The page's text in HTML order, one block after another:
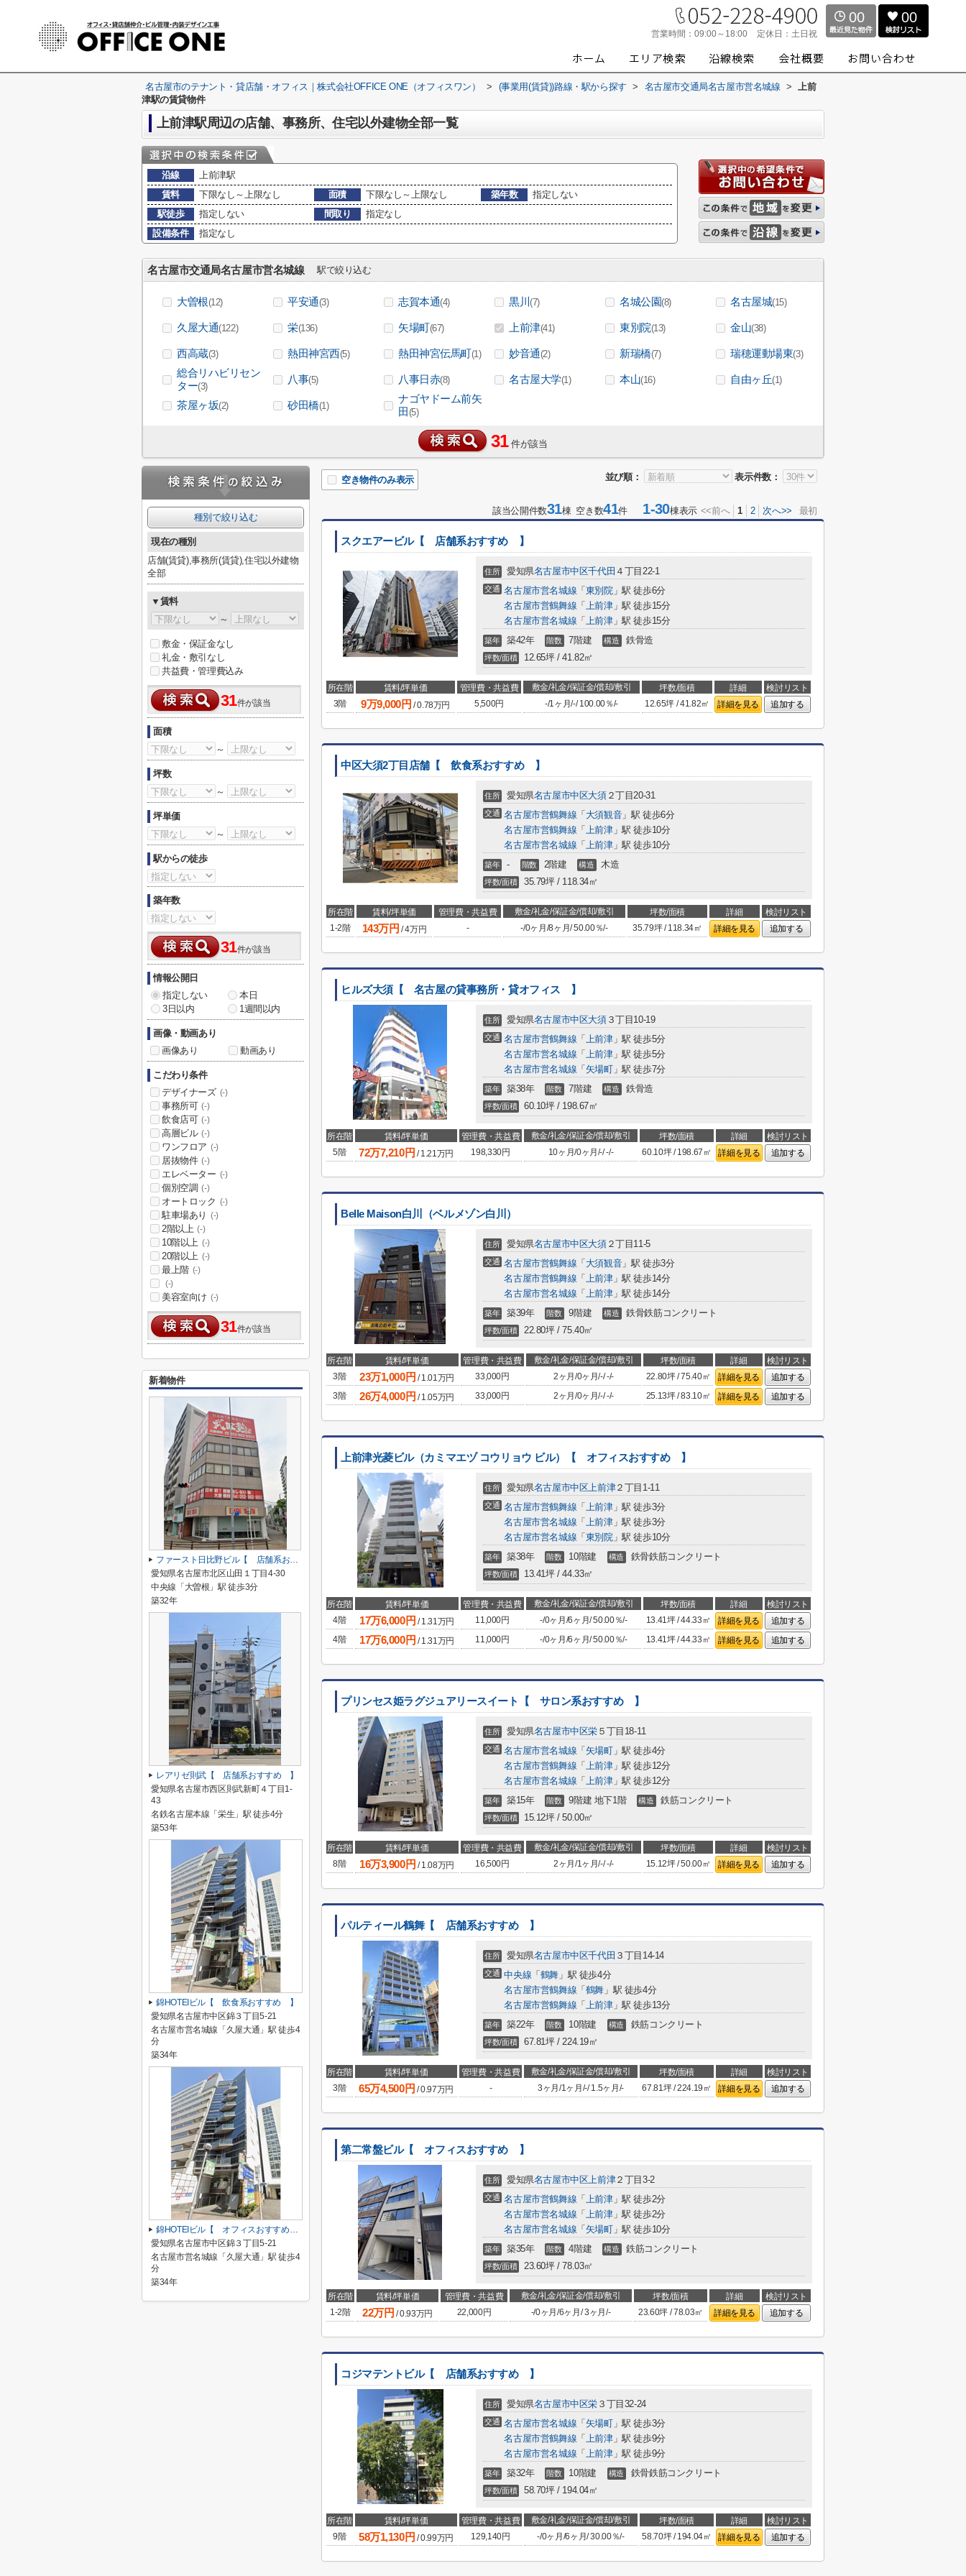
営業時間： 09:00～18:00 定休日： 土日祝
00 00
名古屋市のテナント・貸店舗・オフィス｜株式会社OFFICE ONE（オフィスワン） > (事業用(賃貸))路線・駅から探す > 名古屋市交通局名古屋市営名城線 >
上前
津駅の賃貸物件
上前津駅周辺の店舗、事務所、住宅以外建物全部一覧
沿線
上前津駅
賃料
下限なし～上限なし 面積 下限なし～上限なし 築年数
指定しない
駅徒歩
指定しない 間取り
指定なし
設備条件
指定なし
名古屋市交通局名古屋市営名城線 駅で絞り込む
大曽根(12) 平安通(3) 志賀本通(4) 黒川(7) 名城公園(8) 名古屋城(15)
久屋大通(122) 栄(136) 矢場町(67) 上前津(41) 東別院(13) 金山(38)
西高蔵(3) 熱田神宮西(5) 熱田神宮伝馬町(1) 妙音通(2) 新瑞橋(7) 瑞穂運動場東(3)
総合リハビリセン
ター(3)
八事(5) 八事日赤(8) 名古屋大学(1) 本山(16) 自由ヶ丘(1)
茶屋ヶ坂(2) 砂田橋(1)
ナゴヤドーム前矢
田(5)
31 件が該当
並び順： 表示件数：
空き物件のみ表示
該当公開件数31棟 空き数41件1-30棟表示 <<前へ 1 2 次へ>> 最初
スクエアービル【 店舗系おすすめ 】
住所 愛知県名古屋市中区千代田 ４丁目22-1
交通 名古屋市営名城線 「 東別院」駅 徒歩6分
名古屋市営鶴舞線 「 上前津」駅 徒歩15分
名古屋市営名城線 「 上前津」駅 徒歩15分
築年 築42年 階数 7階建 構造 鉄骨造
坪数/面積 12.65坪 / 41.82㎡
所在階 賃料/坪単価 管理費・共益費 敷金/礼金/保証金/償却/敷引 坪数/面積 詳細
検討リスト
3階
9万9,000円 /0.78万円 5,500円 -/1ヶ月/-/100.00％/- 12.65坪 / 41.82㎡ 詳細を見る 追加する
中区大須2丁目店舗【 飲食系おすすめ 】
住所 愛知県名古屋市中区大須２丁目20-31
交通 名古屋市営鶴舞線 「 大須観音」駅 徒歩6分
名古屋市営鶴舞線 「 上前津」駅 徒歩10分
名古屋市営名城線 「 上前津」駅 徒歩10分
築年 - 階数 2階建 構造 木造
坪数/面積 35.79坪 / 118.34㎡
所在階 賃料/坪単価 管理費・共益費 敷金/礼金/保証金/償却/敷引 坪数/面積 詳細
検討リスト
1-2階
143万円 /4万円 - -/0ヶ月 /8ヶ月/50.00％/- 35.79坪 / 118.34㎡ 詳細を見る 追加する
ヒルズ大須【 名古屋の貸事務所・貸オフィス 】
住所 愛知県名古屋市中区大須３丁目10-19
交通 名古屋市営鶴舞線 「 上前津」駅 徒歩5分
名古屋市営名城線 「 上前津」駅 徒歩5分
名古屋市営名城線 「 矢場町」駅 徒歩7分
築年 築38年 階数 7階建 構造 鉄骨造
坪数/面積 60.10坪 / 198.67㎡
所在階 賃料/坪単価 管理費・共益費 敷金/礼金/保証金/償却/敷引 坪数/面積 詳細
検討リスト
5階
72万7,210円 /1.21万円 198,330円 10ヶ月/0ヶ月 /-/-/- 60.10坪 / 198.67㎡ 詳細を見る 追加する
Belle Maison白川（ベルメゾン白川）
住所 愛知県名古屋市中区大須２丁目11-5
交通 名古屋市営鶴舞線 「 大須観音」駅 徒歩3分
名古屋市営鶴舞線 「 上前津」駅 徒歩14分
名古屋市営名城線 「 上前津」駅 徒歩14分
築年 築39年 階数 9階建 構造 鉄骨鉄筋コンクリート
坪数/面積 22.80坪 / 75.40㎡
所在階 賃料/坪単価 管理費・共益費 敷金/礼金/保証金/償却/敷引 坪数/面積 詳細
検討リスト
3階
23万1,000円 /1.01万円 33,000円 2ヶ月 /0ヶ月/-/-/- 22.80坪 / 75.40㎡ 詳細を見る
追加する
3階
26万4,000円 /1.05万円 33,000円 2ヶ月 /0ヶ月/-/-/- 25.13坪 / 83.10㎡ 詳細を見る 追加する
上前津光菱ビル（カミマエヅ コウリョウ ビル）【 オフィスおすすめ 】
住所 愛知県名古屋市中区上前津２丁目1-11
交通 名古屋市営鶴舞線 「 上前津」駅 徒歩3分
名古屋市営名城線 「 上前津」駅 徒歩3分
名古屋市営名城線 「 東別院」駅 徒歩10分
築年 築38年 階数 10階建 構造 鉄骨鉄筋コンクリート
坪数/面積 13.41坪 / 44.33㎡
所在階 賃料/坪単価 管理費・共益費 敷金/礼金/保証金/償却/敷引 坪数/面積 詳細
検討リスト
4階
17万6,000円 /1.31万円 11,000円 -/0ヶ月 /6ヶ月/50.00％/- 13.41坪 / 44.33㎡ 詳細を見る
追加する
4階
17万6,000円 /1.31万円 11,000円 -/0ヶ月 /6ヶ月/50.00％/- 13.41坪 / 44.33㎡ 詳細を見る 追加する
プリンセス姫ラグジュアリースイート【 サロン系おすすめ 】
住所 愛知県名古屋市中区栄 ５丁目18-11
交通 名古屋市営名城線 「 矢場町」駅 徒歩4分
名古屋市営鶴舞線 「 上前津」駅 徒歩12分
名古屋市営名城線 「 上前津」駅 徒歩12分
築年 築15年 階数 9階建 地下1階 構造 鉄筋コンクリート
坪数/面積 15.12坪 / 50.00㎡
所在階 賃料/坪単価 管理費・共益費 敷金/礼金/保証金/償却/敷引 坪数/面積 詳細
検討リスト
8階
16万3,900円 /1.08万円 16,500円 2ヶ月 /1ヶ月/-/-/- 15.12坪 / 50.00㎡ 詳細を見る 追加する
パルティール鶴舞【 店舗系おすすめ 】
住所 愛知県名古屋市中区千代田 ３丁目14-14
交通 中央線 「 鶴舞 」駅 徒歩4分
名古屋市営鶴舞線 「 鶴舞 」駅 徒歩4分
名古屋市営鶴舞線 「 上前津」駅 徒歩13分
築年 築22年 階数 10階建 構造 鉄筋コンクリート
坪数/面積 67.81坪 / 224.19㎡
所在階 賃料/坪単価 管理費・共益費 敷金/礼金/保証金/償却/敷引 坪数/面積 詳細
検討リスト
3階
65万4,500円 /0.97万円 - 3ヶ月/1ヶ月 /-/1.5ヶ月 /- 67.81坪 / 224.19㎡ 詳細を見る 追加する
第二常盤ビル【 オフィスおすすめ 】
住所 愛知県名古屋市中区上前津２丁目3-2
交通 名古屋市営鶴舞線 「 上前津」駅 徒歩2分
名古屋市営名城線 「 上前津」駅 徒歩2分
名古屋市営名城線 「 矢場町」駅 徒歩10分
築年 築35年 階数 4階建 構造 鉄筋コンクリート
坪数/面積 23.60坪 / 78.03㎡
所在階 賃料/坪単価 管理費・共益費 敷金/礼金/保証金/償却/敷引 坪数/面積 詳細
検討リスト
1-2階
22万円 /0.93万円 22,000円 -/0ヶ月/6ヶ月 /3ヶ月 /- 23.60坪 / 78.03㎡ 詳細を見る 追加する
コジマテントビル【 店舗系おすすめ 】
住所 愛知県名古屋市中区栄 ３丁目32-24
交通 名古屋市営名城線 「 矢場町」駅 徒歩3分
名古屋市営鶴舞線 「 上前津」駅 徒歩9分
名古屋市営名城線 「 上前津」駅 徒歩9分
築年 築32年 階数 10階建 構造 鉄骨鉄筋コンクリート
坪数/面積 58.70坪 / 194.04㎡
所在階 賃料/坪単価 管理費・共益費 敷金/礼金/保証金/償却/敷引 坪数/面積 詳細
検討リスト
9階
58万1,130円 /0.99万円 129,140円 -/0ヶ月 /6ヶ月/30.00％/- 58.70坪 / 194.04㎡ 詳細を見る 追加する
種別で絞り込む
現在の種別
店舗(賃貸),事務所(賃貸),住宅以外建物
全部
▼賃料
～
敷金・保証金なし
礼金・敷引なし
共益費・管理費込み
31件が該当
面積
～
坪数
～
坪単価
～
駅からの徒歩
築年数
31件が該当
情報公開日
指定しない
本日
3日以内
1週間以内
画像・動画あり
画像あり
動画あり
こだわり条件
デザイナーズ (-)
事務所可 (-)
飲食店可 (-)
高層ビル (-)
ワンフロア (-)
居抜物件 (-)
エレベーター (-)
個別空調 (-)
オートロック (-)
駐車場あり (-)
2階以上 (-)
10階以上 (-)
20階以上 (-)
最上階 (-)
(-)
美容室向け (-)
31件が該当
新着物件
ファースト日比野ビル【 店舗系おすすめ 】
愛知県名古屋市北区山田１丁目4-30
中央線「大曽根」駅 徒歩3分
築32年
レアリゼ則武【 店舗系おすすめ 】
愛知県名古屋市西区則武新町４丁目1-
43
名鉄名古屋本線「栄生」駅 徒歩4分
築53年
錦HOTEIビル【 飲食系おすすめ 】
愛知県名古屋市中区錦３丁目5-21
名古屋市営名城線「久屋大通」駅 徒歩4
分
築34年
錦HOTEIビル【 オフィスおすすめ 】
愛知県名古屋市中区錦３丁目5-21
名古屋市営名城線「久屋大通」駅 徒歩4
分
築34年